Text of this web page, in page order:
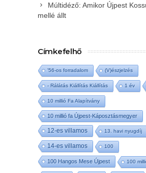
Múltidéző: Amikor Újpest
mellé állt
Címkefelhő
'56-os forradalom (V)észjelzés
- Rálátás Kiállítás Kiállítás 1 év
10 millió Fa Alapítvány
10 millió fa Újpest-Káposztásmegyer
12-es villamos 13. havi nyugdíj
14-es villamos 100
100 Hangos Mese Újpest 100